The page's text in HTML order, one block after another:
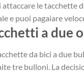
attaccare le tacchette
e puoi pagaiare
a due
da bici a due
tre bulloni. La